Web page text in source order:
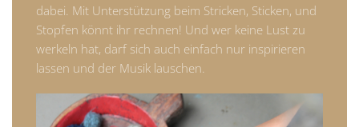
dabei. Mit Unterstützung beim Stricken, Sticken, und
Stopfen könnt ihr rechnen! Und wer keine Lust zu
werkeln hat, darf sich auch einfach nur inspirieren
lassen und der Musik lauschen.